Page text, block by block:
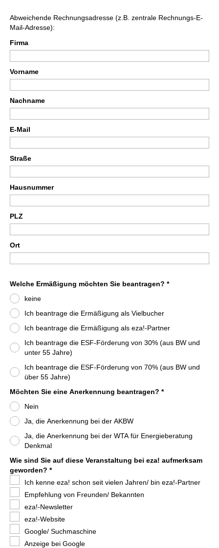
Abweichende Rechnungsadresse (z.B. zentrale Rechnungs-E-
Mail-Adresse):
Firma
Vorname
Nachname
E-Mail
Straße
Hausnummer
PLZ
Ort
Welche Ermäßigung möchten Sie beantragen? *
keine
Ich beantrage die Ermäßigung als Vielbucher
Ich beantrage die Ermäßigung als eza!-Partner
Ich beantrage die ESF-Förderung von 30% (aus BW und
unter 55 Jahre)
Ich beantrage die ESF-Förderung von 70% (aus BW und
über 55 Jahre)
Möchten Sie eine Anerkennung beantragen? *
Nein
Ja, die Anerkennung bei der AKBW
Ja, die Anerkennung bei der WTA für Energieberatung
Denkmal
Wie sind Sie auf diese Veranstaltung bei eza! aufmerksam
geworden? *
Ich kenne eza! schon seit vielen Jahren/ bin eza!-Partner
Empfehlung von Freunden/ Bekannten
eza!-Newsletter
eza!-Website
Google/ Suchmaschine
Anzeige bei Google